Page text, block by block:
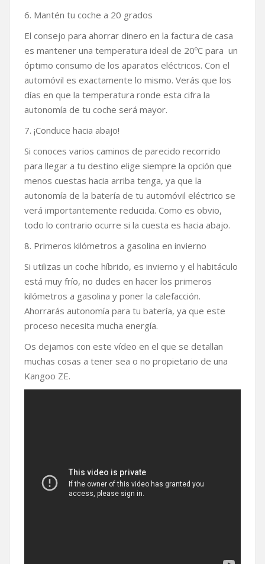
6. Mantén tu coche a 20 grados
El consejo para ahorrar dinero en la factura de casa
es mantener una temperatura ideal de 20ºC para un
óptimo consumo de los aparatos eléctricos. Con el
automóvil es exactamente lo mismo. Verás que los
días en que la temperatura ronde esta cifra la
autonomía de tu coche será mayor.
7. ¡Conduce hacia abajo!
Si conoces varios caminos de parecido recorrido
para llegar a tu destino elige siempre la opción que
menos cuestas hacia arriba tenga, ya que la
autonomía de la batería de tu automóvil eléctrico se
verá importantemente reducida. Como es obvio,
todo lo contrario ocurre si la cuesta es hacia abajo.
8. Primeros kilómetros a gasolina en invierno
Si utilizas un coche híbrido, es invierno y el habitáculo
está muy frío, no dudes en hacer los primeros
kilómetros a gasolina y poner la calefacción.
Ahorrarás autonomía para tu batería, ya que este
proceso necesita mucha energía.
Os dejamos con este vídeo en el que se detallan
muchas cosas a tener sea o no propietario de una
Kangoo ZE.